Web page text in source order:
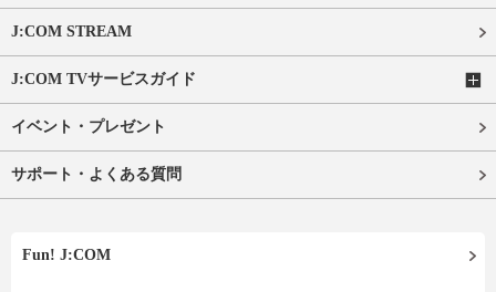
J:COM STREAM
J:COM TVサービスガイド
イベント・プレゼント
サポート・よくある質問
Fun! J:COM